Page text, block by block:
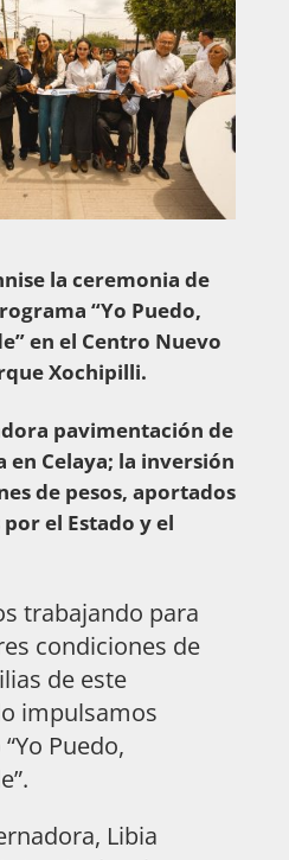
la ceremonia de
“Yo Puedo,
en el Centro Nuevo
Xochipilli.
pavimentación de
en Celaya; la inversión
de pesos, aportados
el Estado y el
trabajando para
condiciones de
de este
impulsamos
Puedo,
Libia